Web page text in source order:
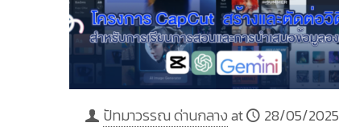
ปัทมาวรรณ ด่านกลางat 28/05/2025